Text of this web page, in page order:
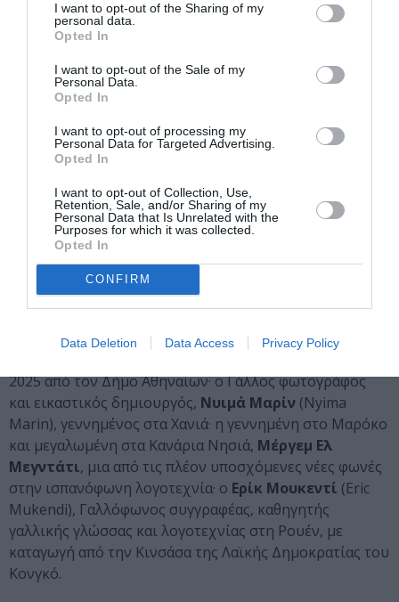
I want to opt-out of the Sharing of my
personal data.
Opted In
I want to opt-out of the Sale of my
Personal Data.
Opted In
I want to opt-out of processing my
Personal Data for Targeted Advertising.
Opted In
I want to opt-out of Collection, Use,
Retention, Sale, and/or Sharing of my
Personal Data that Is Unrelated with the
Purposes for which it was collected.
Opted In
CONFIRM
Data Deletion Data Access Privacy Policy
διδάσκει δημιουργική γραφή στο New York University·
Βιντσέντζο Λατρόνικο
διεθνούς απήχησης Ιταλός συγγραφέας, μεταφραστής
και κριτικός τέχνης, τακτικός συνεργάτης του ιταλικού
περιοδικού Internazionale, υποψήφιος για το βραβείο
Μπούκερ 2025.
Ο διακεκριμένος Ισραηλινός δημοσιογράφος και
αρθρογράφος της εφημερίδας Haaretz,
(Gideon Levy). Έχει τιμηθεί με σημαντικά διεθνή
βραβεία για το έργο του και την υπεράσπιση της
ελευθερίας του Τύπου, όπως το Βραβείο Ανθρωπίνων
Δικαιωμάτων Emil Grunzweig (1996), το Βραβείο
Δημοσιογραφίας Anna Lindh (2008), το Peace Through
κορυφαίο στο Ισραήλ Βραβείο Δημοσιογραφίας
2025 από τον Δήμο Αθηναίων· ο Γάλλος φωτογράφος
και εικαστικός δημιουργός, Νυιμά Μαρίν (Nyima
Marin), γεννημένος στα Χανιά· η γεννημένη στο Μαρόκο
και μεγαλωμένη στα Κανάρια Νησιά, Μέργεμ Ελ
Μεγντάτι, μια από τις πλέον υποσχόμενες νέες φωνές
στην ισπανόφωνη λογοτεχνία· ο Ερίκ Μουκεντί (Eric
Mukendi), Γαλλόφωνος συγγραφέας, καθηγητής
γαλλικής γλώσσας και λογοτεχνίας στη Ρουέν, με
καταγωγή από την Κινσάσα της Λαϊκής Δημοκρατίας του
Κονγκό.